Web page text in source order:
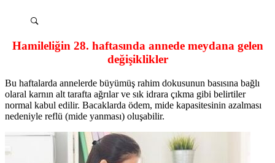
Hamileliğin 28. haftasında annede meydana gelen
değişiklikler
Bu haftalarda annelerde büyümüş rahim dokusunun basısına bağlı
olaral karnın alt tarafta ağrılar ve sık idrara çıkma gibi belirtiler
normal kabul edilir. Bacaklarda ödem, mide kapasitesinin azalması
nedeniyle reflü (mide yanması) oluşabilir.